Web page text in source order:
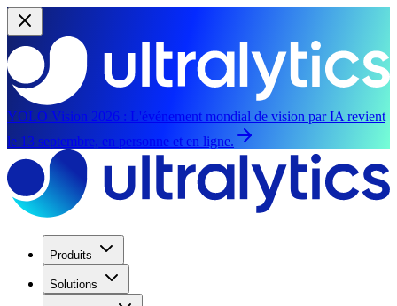
YOLO Vision 2026 : L'événement mondial de vision par IA revient
le 13 septembre, en personne et en ligne.
Produits
Solutions